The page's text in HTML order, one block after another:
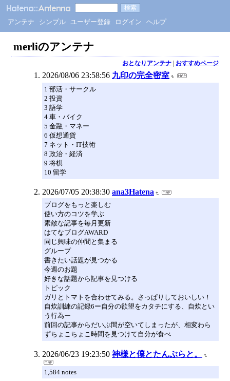
アンテナ シンプル ユーザー登録 ログイン ヘルプ
merliのアンテナ
おとなりアンテナ| おすすめページ
2026/08/06 23:58:56 九印の完全密室
1 部活・サークル
2 投資
3 語学
4 車・バイク
5 金融・マネー
6 仮想通貨
7 ネット・IT技術
8 政治・経済
9 将棋
10 留学
2026/07/05 20:38:30 ana3Hatena
ブログをもっと楽しむ
使い方のコツを学ぶ
素敵な記事を毎月更新
はてなブログAWARD
同じ興味の仲間と集まる
グループ
書きたい話題が見つかる
今週のお題
好きな話題から記事を見つける
トピック
ガリとトマトを合わせてみる。さっぱりしておいしい！
自炊訓練の記録6ー自分の欲望をカタチにする、自炊とい
う行為ー
前回の記事からだいぶ間が空いてしまったが、相変わら
ずちょこちょこ時間を見つけて自分が食べ
2026/06/23 19:23:50 神様と僕とたんぶらと。
1,584 notes